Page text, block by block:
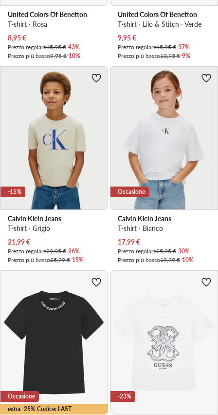
United Colors Of Benetton
T-shirt · Rosa
Prezzo attuale
8,95€
Prezzo regolare15,95 €-43%
Prezzo più basso9,95 €-10%
United Colors Of Benetton
T-shirt · Lilo & Stitch · Verde
Prezzo attuale
9,95€
Prezzo regolare15,95 €-37%
Prezzo più basso10,95 €-9%
-15%
Calvin Klein Jeans
T-shirt · Grigio
Prezzo attuale
21,99€
Prezzo regolare29,95 €-26%
Prezzo più basso25,99 €-15%
Occasione
Calvin Klein Jeans
T-shirt · Bianco
Prezzo attuale
17,99€
Prezzo regolare25,95 €-30%
Prezzo più basso19,99 €-10%
extra -25% Codice: LAST
Occasione -23%